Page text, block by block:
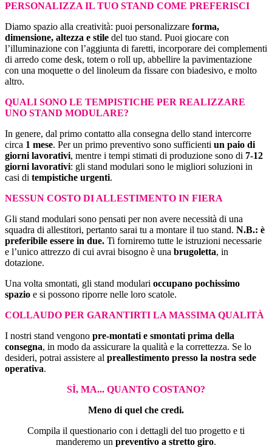
PERSONALIZZA IL TUO STAND COME PREFERISCI
Diamo spazio alla creatività: puoi personalizzare forma,
dimensione, altezza e stile del tuo stand. Puoi giocare con
l’illuminazione con l’aggiunta di faretti, incorporare dei complementi
di arredo come desk, totem o roll up, abbellire la pavimentazione
con una moquette o del linoleum da fissare con biadesivo, e molto
altro.
QUALI SONO LE TEMPISTICHE PER REALIZZARE
UNO STAND MODULARE?
In genere, dal primo contatto alla consegna dello stand intercorre
circa 1 mese. Per un primo preventivo sono sufficienti un paio di
giorni lavorativi, mentre i tempi stimati di produzione sono di 7-12
giorni lavorativi: gli stand modulari sono le migliori soluzioni in
casi di tempistiche urgenti.
NESSUN COSTO DI ALLESTIMENTO IN FIERA
Gli stand modulari sono pensati per non avere necessità di una
squadra di allestitori, pertanto sarai tu a montare il tuo stand. N.B.: è
preferibile essere in due. Ti forniremo tutte le istruzioni necessarie
e l’unico attrezzo di cui avrai bisogno è una brugoletta, in
dotazione.
Una volta smontati, gli stand modulari occupano pochissimo
spazio e si possono riporre nelle loro scatole.
COLLAUDO PER GARANTIRTI LA MASSIMA QUALITÀ
I nostri stand vengono pre-montati e smontati prima della
consegna, in modo da assicurare la qualità e la correttezza. Se lo
desideri, potrai assistere al preallestimento presso la nostra sede
operativa.
SÌ, MA... QUANTO COSTANO?
Meno di quel che credi.
Compila il questionario con i dettagli del tuo progetto e ti
manderemo un preventivo a stretto giro.